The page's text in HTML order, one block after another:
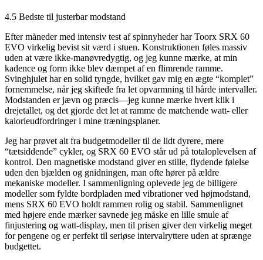
4.5 Bedste til justerbar modstand
Efter måneder med intensiv test af spinnyheder har Toorx SRX 60
EVO virkelig bevist sit værd i stuen. Konstruktionen føles massiv
uden at være ikke-manøvredygtig, og jeg kunne mærke, at min
kadence og form ikke blev dæmpet af en flimrende ramme.
Svinghjulet har en solid tyngde, hvilket gav mig en ægte “komplet”
fornemmelse, når jeg skiftede fra let opvarmning til hårde intervaller.
Modstanden er jævn og præcis—jeg kunne mærke hvert klik i
drejetallet, og det gjorde det let at ramme de matchende watt- eller
kalorieudfordringer i mine træningsplaner.
Jeg har prøvet alt fra budgetmodeller til de lidt dyrere, mere
“tætsiddende” cykler, og SRX 60 EVO står ud på totaloplevelsen af
kontrol. Den magnetiske modstand giver en stille, flydende følelse
uden den bjælden og gnidningen, man ofte hører på ældre
mekaniske modeller. I sammenligning oplevede jeg de billigere
modeller som fyldte bordpladen med vibrationer ved højmodstand,
mens SRX 60 EVO holdt rammen rolig og stabil. Sammenlignet
med højere ende mærker savnede jeg måske en lille smule af
finjustering og watt-display, men til prisen giver den virkelig meget
for pengene og er perfekt til seriøse intervalryttere uden at sprænge
budgettet.